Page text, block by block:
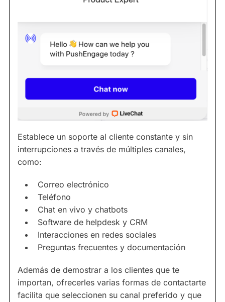
Establece un soporte al cliente constante y sin
interrupciones a través de múltiples canales,
como:
Correo electrónico
Teléfono
Chat en vivo y chatbots
Software de helpdesk y CRM
Interacciones en redes sociales
Preguntas frecuentes y documentación
Además de demostrar a los clientes que te
importan, ofrecerles varias formas de contactarte
facilita que seleccionen su canal preferido y que